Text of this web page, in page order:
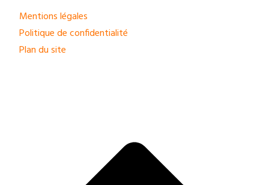
Mentions légales
Politique de confidentialité
Plan du site